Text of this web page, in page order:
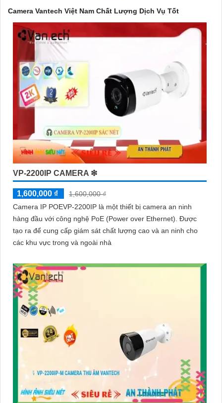
Với cam kết về chất lượng và dịch vụ, camera Vantech Việt Nam
mang lại sự an tâm cho người dùng trong việc giám sát và bảo
vệ tài sản. Đồng thời, giá cả của sản phẩm cũng được đánh giá
là hợp lý, phải chăng.
Nếu bạn cần thêm thông tin chi tiết về sản phẩm hay muốn tư
vấn, hãy liên hệ với đại lý phân phối chính thức của Vantech để
được hỗ trợ tốt nhất.
Camera Vantech Việt Nam Chất Lượng Dịch Vụ Tốt
VP-2200IP CAMERA ❇
1,600,000 ₫
1,600,000 ₫
Camera IP POEVP-2200IP là một thiết bị camera an ninh
hàng đầu với công nghệ PoE (Power over Ethernet). Được
tạo ra để cung cấp giám sát chất lượng cao và an ninh cho
các khu vực trong và ngoài nhà